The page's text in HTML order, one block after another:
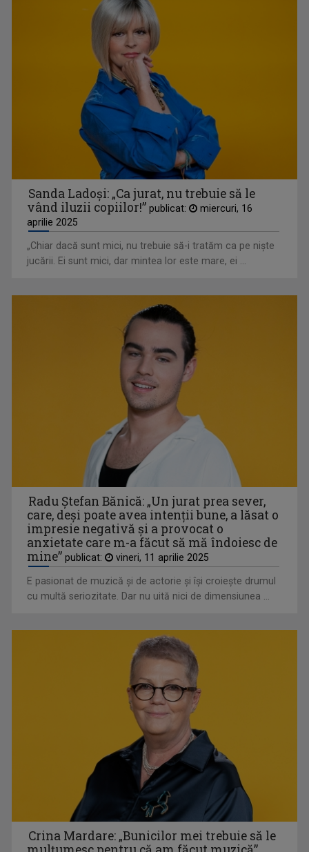
TELEENCICLOPEDIA
Una dintre cele mai longevive emisiuni din ...
"Krónika" e un cuvânt din altă limbă, dar nu ...
AGROSTRATEGIA
Emisiunea vine în sprijinul fermierilor, dar ...
BREAKING FAKE NEWS
Prima emisiune din audiovizualul românesc ...
Sanda Ladoşi: „Ca jurat, nu trebuie să le
vând iluzii copiilor!” publicat:
miercuri, 16
aprilie 2025
„Chiar dacă sunt mici, nu trebuie să-i tratăm ca pe niște
jucării. Ei sunt mici, dar mintea lor este mare, ei ...
Radu Ştefan Bănică: „Un jurat prea sever,
care, deși poate avea intenții bune, a lăsat o
impresie negativă și a provocat o
anxietate care m-a făcut să mă îndoiesc de
mine” publicat: vineri, 11 aprilie 2025
E pasionat de muzică şi de actorie şi îşi croieşte drumul
cu multă seriozitate. Dar nu uită nici de dimensiunea ...
Crina Mardare: „Bunicilor mei trebuie să le